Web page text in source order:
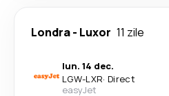
Londra- Luxor 11 zile
lun. 14 dec.
LGW-LXR· Direct
easyJet